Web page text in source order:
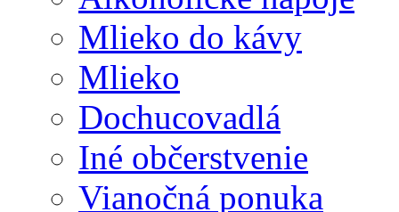
Mlieko do kávy
Mlieko
Dochucovadlá
Iné občerstvenie
Vianočná ponuka